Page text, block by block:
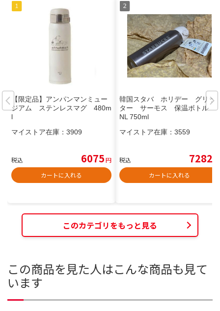
【限定品】アンパンマンミュー
ジアム ステンレスマグ 480m
l
マイストア在庫： 3909
税込 6075円
カートに入れる
韓国スタバ ホリデー グリッ
ター サーモス 保温ボトル J
NL 750ml
マイストア在庫： 3559
税込 7282
カートに入れる
このカテゴリをもっと見る
この商品を見た人はこんな商品も見て
います